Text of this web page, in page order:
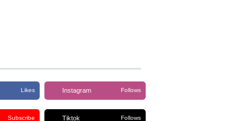
Likes Instagram Follows
Subscribe Tiktok Follows